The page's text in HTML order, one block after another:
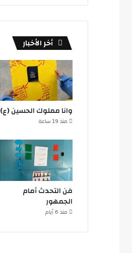
أخر الأخبار
وانا مملوك الحسين (ع)
منذ 19 ساعة
فن التحدث أمام
الجمهور
منذ 6 أيام